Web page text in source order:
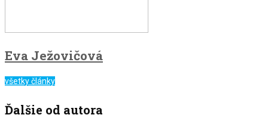
Eva Ježovičová
všetky články
Ďalšie od autora